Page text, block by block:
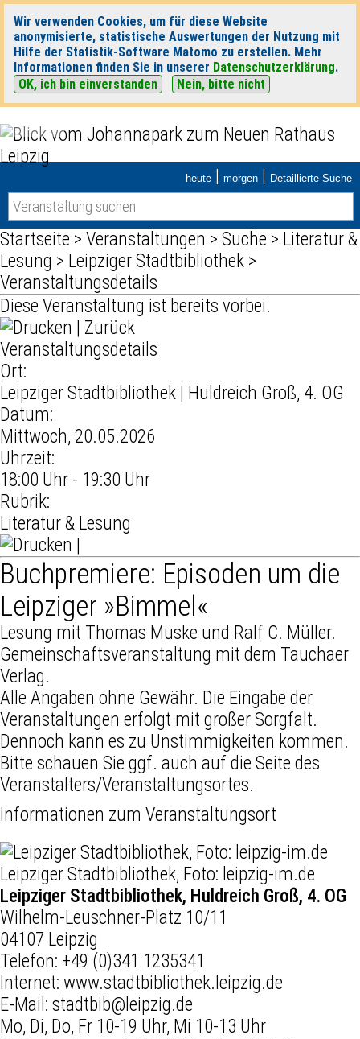
Wir verwenden Cookies, um für diese Website
anonymisierte, statistische Auswertungen der Nutzung mit
Hilfe der Statistik-Software Matomo zu erstellen. Mehr
Informationen finden Sie in unserer Datenschutzerklärung.
OK, ich bin einverstanden
Nein, bitte nicht
heute | morgen | Detaillierte Suche
Startseite > Veranstaltungen > Suche > Literatur &
Lesung > Leipziger Stadtbibliothek >
Veranstaltungsdetails
Diese Veranstaltung ist bereits vorbei.
Zurück
Veranstaltungsdetails
Ort:
Leipziger Stadtbibliothek | Huldreich Groß, 4. OG
Datum:
Mittwoch, 20.05.2026
Uhrzeit:
18:00 Uhr - 19:30 Uhr
Rubrik:
Literatur & Lesung
Buchpremiere: Episoden um die
Leipziger »Bimmel«
Lesung mit Thomas Muske und Ralf C. Müller.
Gemeinschaftsveranstaltung mit dem Tauchaer
Verlag.
Alle Angaben ohne Gewähr. Die Eingabe der
Veranstaltungen erfolgt mit großer Sorgfalt.
Dennoch kann es zu Unstimmigkeiten kommen.
Bitte schauen Sie ggf. auch auf die Seite des
Veranstalters/Veranstaltungsortes.
Informationen zum Veranstaltungsort
Leipziger Stadtbibliothek, Foto: leipzig-im.de
Leipziger Stadtbibliothek, Huldreich Groß, 4. OG
Wilhelm-Leuschner-Platz 10/11
04107 Leipzig
Telefon: +49 (0)341 1235341
Internet: www.stadtbibliothek.leipzig.de
E-Mail: stadtbib@leipzig.de
Mo, Di, Do, Fr 10-19 Uhr, Mi 10-13 Uhr